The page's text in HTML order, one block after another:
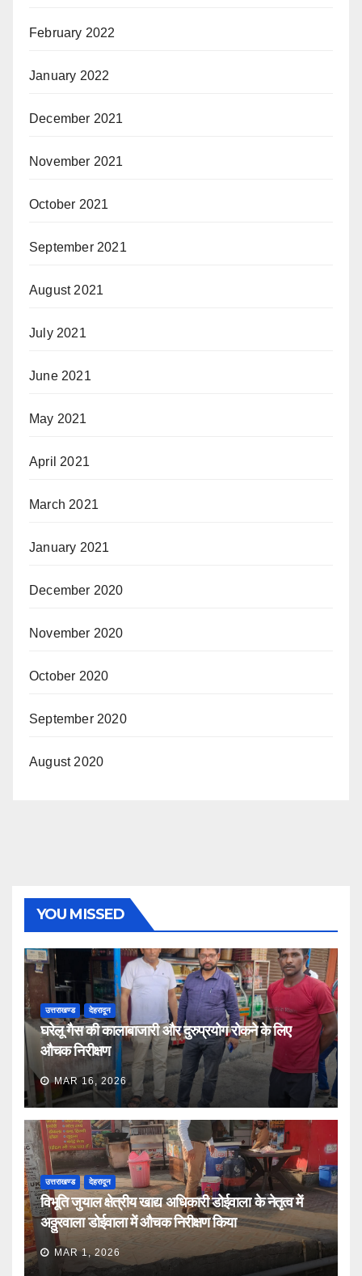
February 2022
January 2022
December 2021
November 2021
October 2021
September 2021
August 2021
July 2021
June 2021
May 2021
April 2021
March 2021
January 2021
December 2020
November 2020
October 2020
September 2020
August 2020
YOU MISSED
उत्तराखण्ड देहरादून
घरेलू गैस की कालाबाजारी और दुरुप्रयोग रोकने के लिए
औचक निरीक्षण
MAR 16, 2026
उत्तराखण्ड देहरादून
विभूति जुयाल क्षेत्रीय खाद्य अधिकारी डोईवाला के नेतृत्व में
अठ्ठुरवाला डोईवाला में औचक निरीक्षण किया
MAR 1, 2026